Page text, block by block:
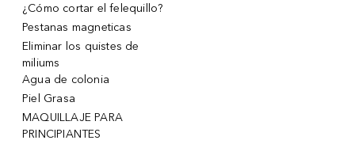
¿Cómo cortar el felequillo?
Pestanas magneticas
Eliminar los quistes de
miliums
Agua de colonia
Piel Grasa
MAQUILLAJE PARA
PRINCIPIANTES